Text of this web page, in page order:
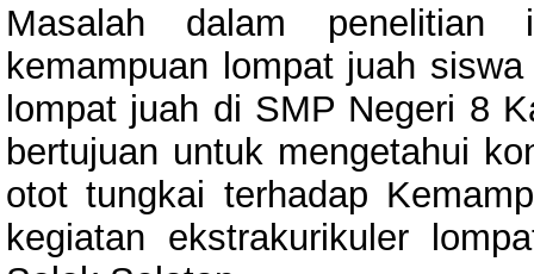
Masalah dalam
kemampuan lompat juah
lompat juah di SMP Negeri 8
bertujuan untuk mengetahui
otot tungkai terhadap
kegiatan ekstrakurikuler